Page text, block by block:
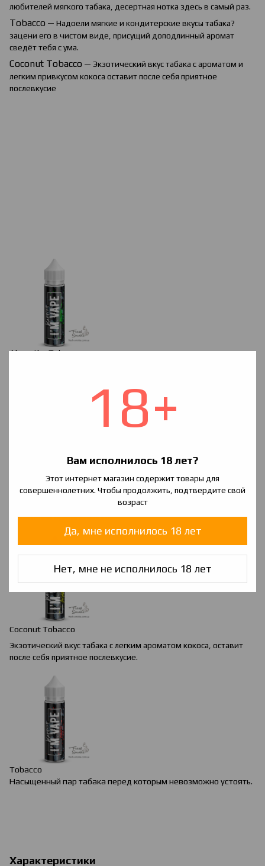
18+
Вам исполнилось 18 лет?
Этот интернет магазин содержит товары для
совершеннолетних. Чтобы продолжить, подтвердите свой
возраст
Да, мне исполнилось 18 лет
Нет, мне не исполнилось 18 лет
любителей мягкого табака, десертная нотка здесь в самый раз.
Tobacco — Надоели мягкие и кондитерские вкусы табака?
зацени его в чистом виде, присущий доподлинный аромат
сведёт тебя с ума.
Coconut Tobacco — Экзотический вкус табака с ароматом и
легким привкусом кокоса оставит после себя приятное
послевкусие
AbsentheTobacco
Chocolate&OrangeTobacco
Мягкий аромат табака с добавлением десертной нотки. Для
любителей оригинального.
Coconut Tobacco
Экзотический вкус табака с легким ароматом кокоса, оставит
после себя приятное послевкусие.
Tobacco
Насыщенный пар табака перед которым невозможно устоять.
Характеристики